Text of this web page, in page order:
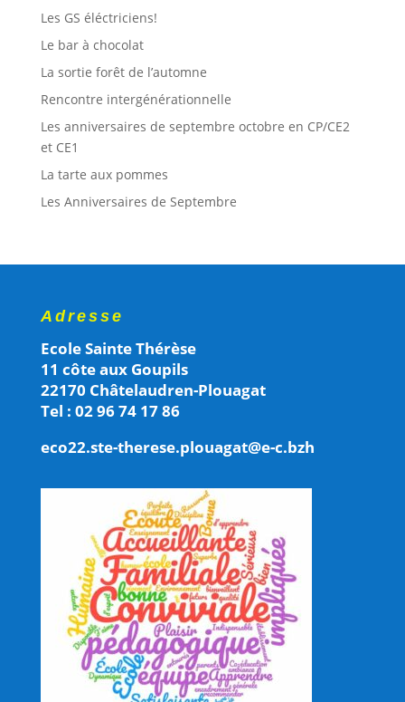
Les GS éléctriciens!
Le bar à chocolat
La sortie forêt de l’automne
Rencontre intergénérationnelle
Les anniversaires de septembre octobre en CP/CE2
et CE1
La tarte aux pommes
Les Anniversaires de Septembre
Adresse
Ecole Sainte Thérèse
11 côte aux Goupils
22170 Châtelaudren-Plouagat
Tel : 02 96 74 17 86
eco22.ste-therese.plouagat@e-c.bzh